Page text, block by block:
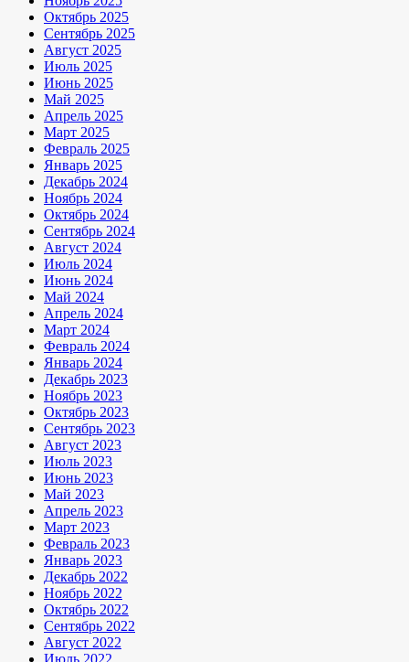
Октябрь 2025
Сентябрь 2025
Август 2025
Июль 2025
Июнь 2025
Май 2025
Апрель 2025
Март 2025
Февраль 2025
Январь 2025
Декабрь 2024
Ноябрь 2024
Октябрь 2024
Сентябрь 2024
Август 2024
Июль 2024
Июнь 2024
Май 2024
Апрель 2024
Март 2024
Февраль 2024
Январь 2024
Декабрь 2023
Ноябрь 2023
Октябрь 2023
Сентябрь 2023
Август 2023
Июль 2023
Июнь 2023
Май 2023
Апрель 2023
Март 2023
Февраль 2023
Январь 2023
Декабрь 2022
Ноябрь 2022
Октябрь 2022
Сентябрь 2022
Август 2022